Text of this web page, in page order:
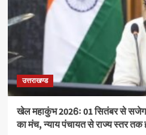
उत्तराखण्ड
खेल महाकुंभ 2026ः 01 सितंबर से सजेगा
का मंच, न्याय पंचायत से राज्य स्तर तक